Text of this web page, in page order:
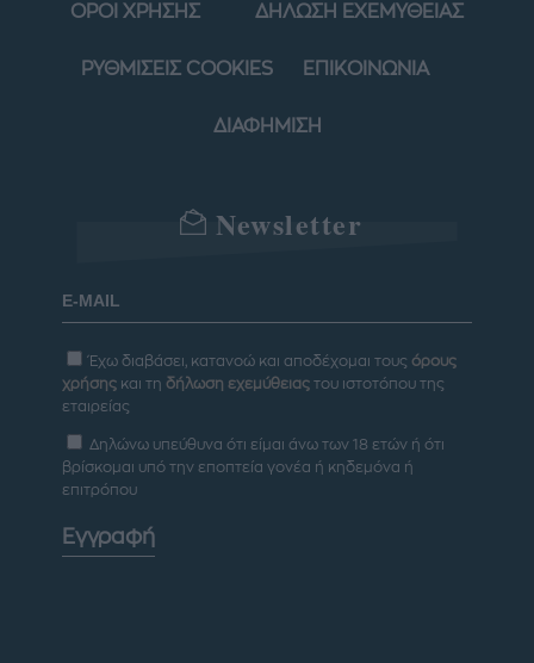
ΟΡΟΙ ΧΡΗΣΗΣ ΔΗΛΩΣΗ ΕΧΕΜΥΘΕΙΑΣ
ΡΥΘΜΙΣΕΙΣ COOKIES ΕΠΙΚΟΙΝΩΝΙΑ
ΔΙΑΦΗΜΙΣΗ
Newsletter
Έχω διαβάσει, κατανοώ και αποδέχομαι τους όρους
χρήσης και τη δήλωση εχεμύθειας του ιστοτόπου της
εταιρείας
Δηλώνω υπεύθυνα ότι είμαι άνω των 18 ετών ή ότι
βρίσκομαι υπό την εποπτεία γονέα ή κηδεμόνα ή
επιτρόπου
Εγγραφή